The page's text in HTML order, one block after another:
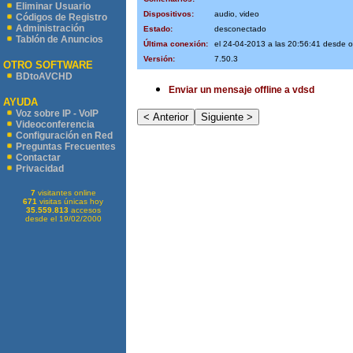
Eliminar Usuario
Códigos de Registro
Administración
Tablón de Anuncios
OTRO SOFTWARE
BDtoAVCHD
AYUDA
Voz sobre IP - VoIP
Videoconferencia
Configuración en Red
Preguntas Frecuentes
Contactar
Privacidad
7visitantes online
671 visitas únicas hoy
35.559.813 accesos
desde el 19/02/2000
Dispositivos:
audio, video
Estado:
desconectado
Última conexión:
el 24-04-2013 a las 20:56:41 desde
Versión:
7.50.3
Enviar un mensaje offline a vdsd